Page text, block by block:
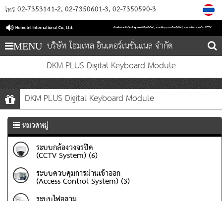
โทร 02-7353141-2 02-7350601-3 02-7350590-3
MENU บริษัท โฮมเทล อินเตอร์เนชั่นแนล จำกัด
DKM PLUS Digital Keyboard Module
DKM PLUS Digital Keyboard Module
หมวดหมู่
ระบบกล้องวงจรปิด
(CCTV System) (6)
ระบบควบคุมการผ่านเข้าออก
(Access Control System) (3)